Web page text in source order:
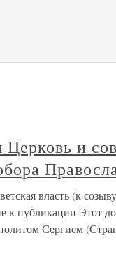
и
власть (к
к публикации Этот
Сергием